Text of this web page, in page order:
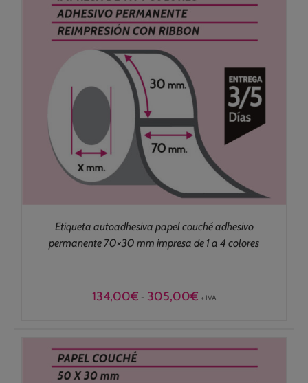
Etiqueta autoadhesiva papel couché adhesivo
permanente 70×30 mm impresa de 1 a 4 colores
134,00€ - 305,00€Rango
305,00€
+ IVA